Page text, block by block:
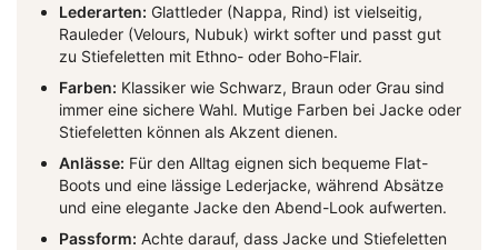
Lederarten: Glattleder (Nappa, Rind) ist vielseitig,
Rauleder (Velours, Nubuk) wirkt softer und passt gut
zu Stiefeletten mit Ethno- oder Boho-Flair.
Farben: Klassiker wie Schwarz, Braun oder Grau sind
immer eine sichere Wahl. Mutige Farben bei Jacke oder
Stiefeletten können als Akzent dienen.
Anlässe: Für den Alltag eignen sich bequeme Flat-
Boots und eine lässige Lederjacke, während Absätze
und eine elegante Jacke den Abend-Look aufwerten.
Passform: Achte darauf, dass Jacke und Stiefeletten